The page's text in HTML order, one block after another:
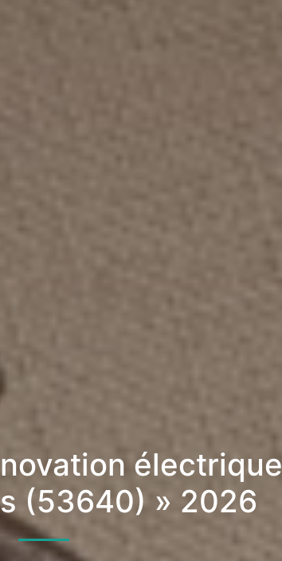
électrique
(53640) » 2026